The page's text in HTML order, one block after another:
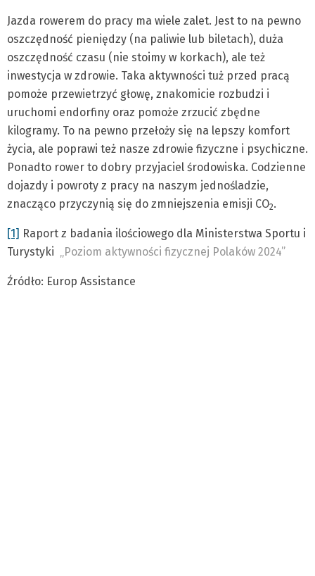
Jazda rowerem do pracy ma wiele zalet. Jest to na pewno
oszczędność pieniędzy (na paliwie lub biletach), duża
oszczędność czasu (nie stoimy w korkach), ale też
inwestycja w zdrowie. Taka aktywności tuż przed pracą
pomoże przewietrzyć głowę, znakomicie rozbudzi i
uruchomi endorfiny oraz pomoże zrzucić zbędne
kilogramy. To na pewno przełoży się na lepszy komfort
życia, ale poprawi też nasze zdrowie fizyczne i psychiczne.
Ponadto rower to dobry przyjaciel środowiska. Codzienne
dojazdy i powroty z pracy na naszym jednośladzie,
znacząco przyczynią się do zmniejszenia emisji CO2.
[1] Raport z badania ilościowego dla Ministerstwa Sportu i
Turystyki „Poziom aktywności fizycznej Polaków 2024”
Źródło: Europ Assistance